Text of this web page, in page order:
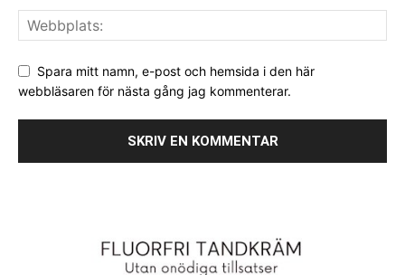
Spara mitt namn, e-post och hemsida i den här
webbläsaren för nästa gång jag kommenterar.